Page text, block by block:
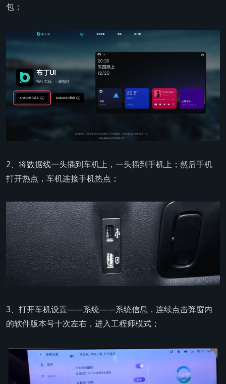
包；
2、将数据线一头插到车机上，一头插到手机上；然后手机
打开热点，车机连接手机热点；
3、打开车机设置——系统——系统信息，连续点击弹窗内
的软件版本号十次左右，进入工程师模式；